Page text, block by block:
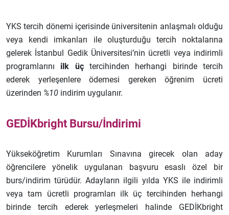
YKS tercih dönemi içerisinde üniversitenin anlaşmalı olduğu
veya kendi imkanları ile oluşturduğu tercih noktalarına
gelerek İstanbul Gedik Üniversitesi’nin ücretli veya indirimli
programlarını ilk üçtercihinden herhangi birinde tercih
ederek yerleşenlere ödemesi gereken öğrenim ücreti
üzerinden %10 indirim uygulanır.
GEDİKbright Bursu/İndirimi
Yükseköğretim Kurumları Sınavına girecek olan aday
öğrencilere yönelik uygulanan başvuru esaslı özel bir
burs/indirim türüdür. Adayların ilgili yılda YKS ile indirimli
veya tam ücretli programları ilk üç tercihinden herhangi
birinde tercih ederek yerleşmeleri halinde GEDİKbright